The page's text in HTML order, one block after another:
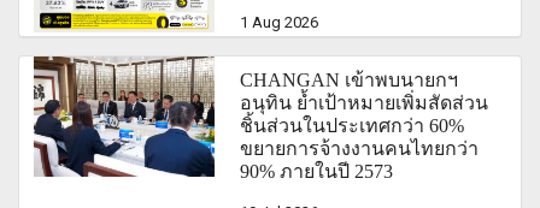
1 Aug 2026
CHANGAN เข้าพบนายกฯ
อนุทิน ย้ำเป้าหมายเพิ่มสัดส่วน
ชิ้นส่วนในประเทศกว่า 60%
ขยายการจ้างงานคนไทยกว่า
90% ภายในปี 2573